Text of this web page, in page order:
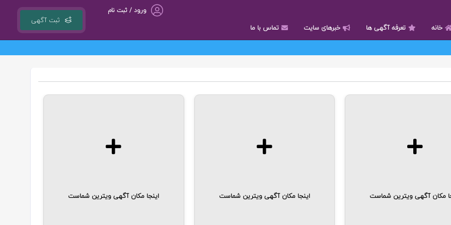
ثبت آگهی
ورود / ثبت نام
خانه تعرفه آگهی ها خبرهای سایت
تماس با ما
مکان آگهی ویترین شماست اینجا مکان آگهی ویترین شماست اینجا مکان آگهی ویترین شماست